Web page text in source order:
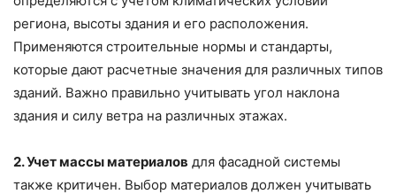
региона, высоты здания и его расположения.
Применяются строительные нормы и стандарты,
которые дают расчетные значения для различных типов
зданий. Важно правильно учитывать угол наклона
здания и силу ветра на различных этажах.
2. Учет массы материалов для фасадной системы
также критичен. Выбор материалов должен учитывать